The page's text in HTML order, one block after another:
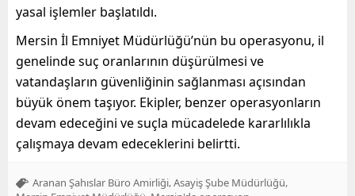
yasal işlemler başlatıldı.
Mersin İl Emniyet Müdürlüğü’nün bu operasyonu, il
genelinde suç oranlarının düşürülmesi ve
vatandaşların güvenliğinin sağlanması açısından
büyük önem taşıyor. Ekipler, benzer operasyonların
devam edeceğini ve suçla mücadelede kararlılıkla
çalışmaya devam edeceklerini belirtti.
Aranan Şahıslar Büro Amirliği Asayiş Şube Müdürlüğü